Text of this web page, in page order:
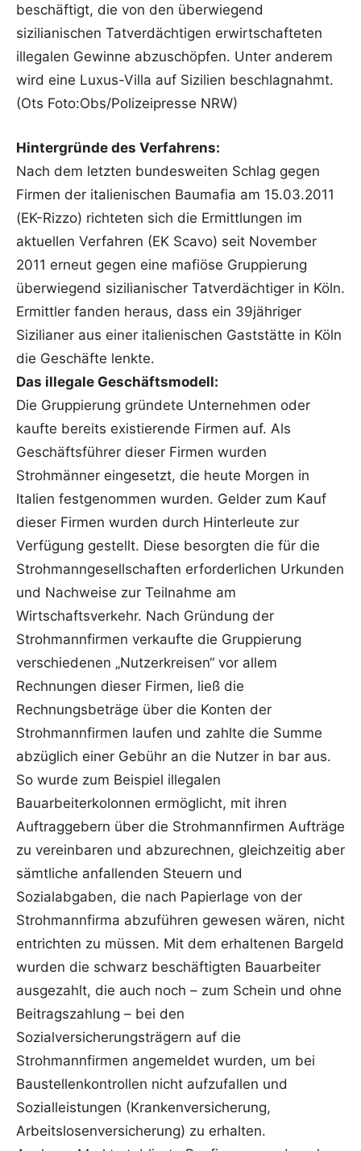
beschäftigt, die von den überwiegend
sizilianischen Tatverdächtigen erwirtschafteten
illegalen Gewinne abzuschöpfen. Unter anderem
wird eine Luxus-Villa auf Sizilien beschlagnahmt.
(Ots Foto:Obs/Polizeipresse NRW)
Hintergründe des Verfahrens:
Nach dem letzten bundesweiten Schlag gegen
Firmen der italienischen Baumafia am 15.03.2011
(EK-Rizzo) richteten sich die Ermittlungen im
aktuellen Verfahren (EK Scavo) seit November
2011 erneut gegen eine mafiöse Gruppierung
überwiegend sizilianischer Tatverdächtiger in Köln.
Ermittler fanden heraus, dass ein 39jähriger
Sizilianer aus einer italienischen Gaststätte in Köln
die Geschäfte lenkte.
Das illegale Geschäftsmodell:
Die Gruppierung gründete Unternehmen oder
kaufte bereits existierende Firmen auf. Als
Geschäftsführer dieser Firmen wurden
Strohmänner eingesetzt, die heute Morgen in
Italien festgenommen wurden. Gelder zum Kauf
dieser Firmen wurden durch Hinterleute zur
Verfügung gestellt. Diese besorgten die für die
Strohmanngesellschaften erforderlichen Urkunden
und Nachweise zur Teilnahme am
Wirtschaftsverkehr. Nach Gründung der
Strohmannfirmen verkaufte die Gruppierung
verschiedenen „Nutzerkreisen“ vor allem
Rechnungen dieser Firmen, ließ die
Rechnungsbeträge über die Konten der
Strohmannfirmen laufen und zahlte die Summe
abzüglich einer Gebühr an die Nutzer in bar aus.
So wurde zum Beispiel illegalen
Bauarbeiterkolonnen ermöglicht, mit ihren
Auftraggebern über die Strohmannfirmen Aufträge
zu vereinbaren und abzurechnen, gleichzeitig aber
sämtliche anfallenden Steuern und
Sozialabgaben, die nach Papierlage von der
Strohmannfirma abzuführen gewesen wären, nicht
entrichten zu müssen. Mit dem erhaltenen Bargeld
wurden die schwarz beschäftigten Bauarbeiter
ausgezahlt, die auch noch – zum Schein und ohne
Beitragszahlung – bei den
Sozialversicherungsträgern auf die
Strohmannfirmen angemeldet wurden, um bei
Baustellenkontrollen nicht aufzufallen und
Sozialleistungen (Krankenversicherung,
Arbeitslosenversicherung) zu erhalten.